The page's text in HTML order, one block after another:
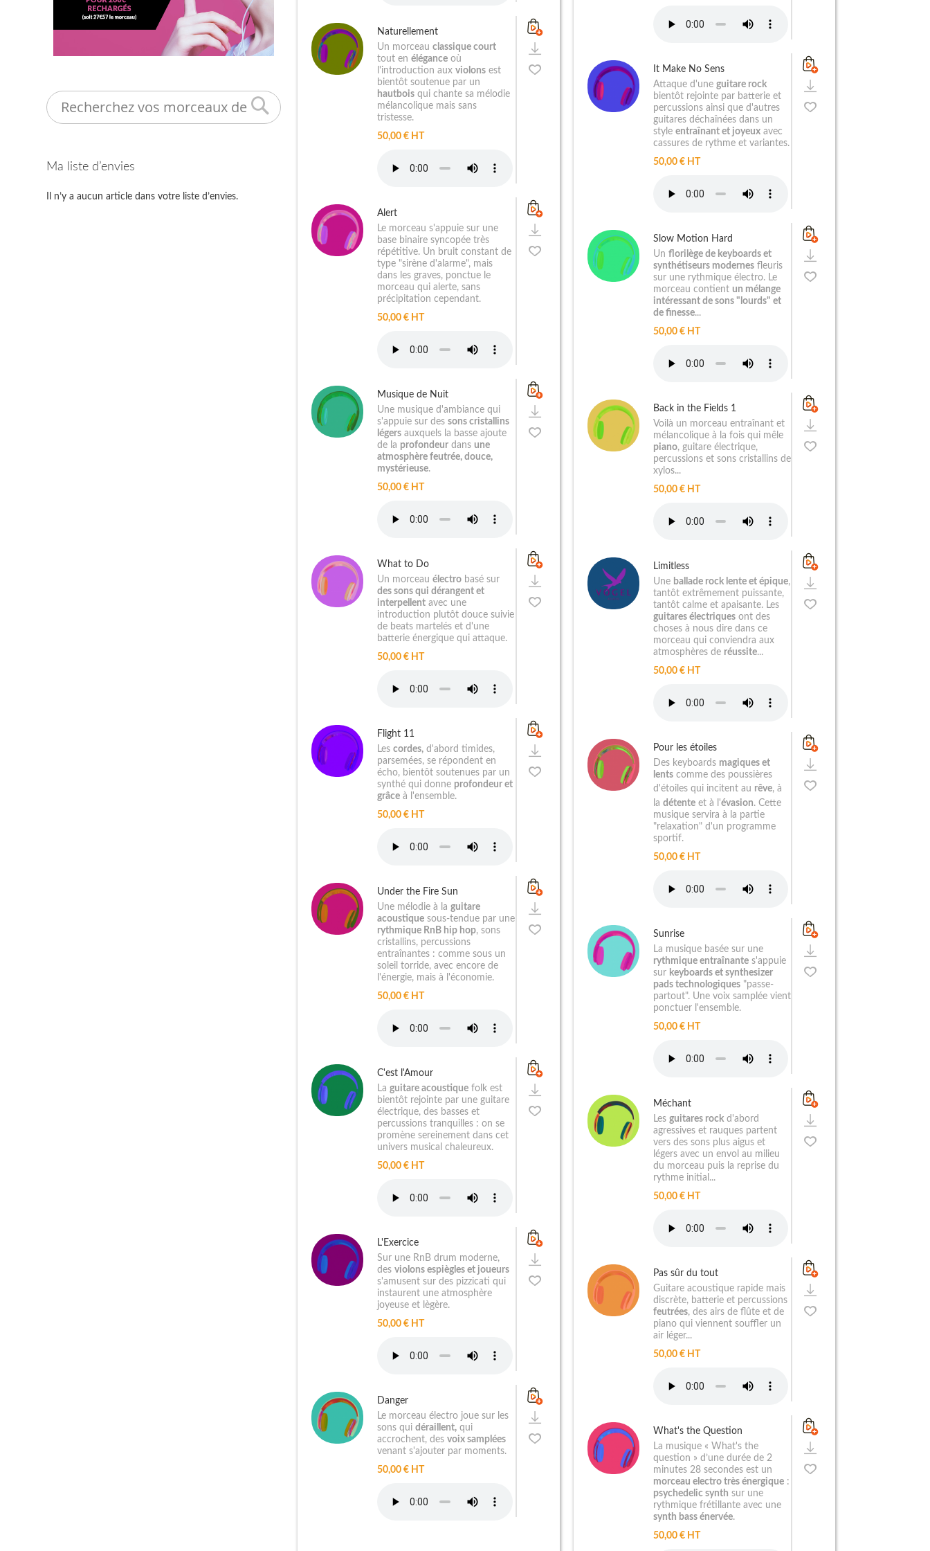
Naturellement
Un morceauclassique court
tout enélégance où
l'introduction auxviolons est
bientôt soutenue par un
hautbois qui chante sa mélodie
mélancolique mais sans
tristesse.
50,00 € HT
Alert
Le morceau s'appuie sur une
base binaire syncopée très
répétitive. Un bruit constant de
type "sirène d'alarme", mais
dans les graves, ponctue le
morceau qui alerte, sans
précipitation cependant.
50,00 € HT
Musique de Nuit
Une musique d'ambiance qui
s'appuie sur dessons cristallins
légers auxquels la basse ajoute
de la profondeur dans une
atmosphère feutrée, douce,
mystérieuse.
50,00 € HT
What to Do
Un morceauélectro basé sur
des sons qui dérangent et
interpellent avec une
introduction plutôt douce suivie
de beats martelés et d'une
batterie énergique qui attaque.
50,00 € HT
Flight 11
Lescordes, d'abord timides,
parsemées, se répondent en
écho, bientôt soutenues par un
synthé qui donne profondeur et
grâce à l'ensemble.
50,00 € HT
Under the Fire Sun
Une mélodie à laguitare
acoustique sous-tendue par une
rythmique RnB hip hop, sons
cristallins, percussions
entraînantes : comme sous un
soleil torride, avec encore de
l'énergie, mais à l'économie.
50,00 € HT
C'est l'Amour
Laguitare acoustique folk est
bientôt rejointe par une guitare
électrique, des basses et
percussions tranquilles : on se
promène sereinement dans cet
univers musical chaleureux.
50,00 € HT
L'Exercice
Sur une RnB drum moderne,
desviolons espiègles et joueurs
s'amusent sur des pizzicati qui
instaurent une atmosphère
joyeuse et lègère.
50,00 € HT
Danger
Le morceau électro joue sur les
sons quidéraillent, qui
accrochent, desvoix samplées
venant s'ajouter par moments.
50,00 € HT
It Make No Sens
Attaque d'une guitare rock
bientôt rejointe par batterie et
percussions ainsi que d'autres
guitares déchaînées dans un
style entraînant et joyeuxavec
cassures de rythme et variantes.
50,00 € HT
Slow Motion Hard
Un florilège de keyboards et
synthétiseurs modernesfleuris
sur une rythmique électro. Le
morceau contient un mélange
intéressant de sons "lourds" et
de finesse...
50,00 € HT
Back in the Fields 1
Voilà un morceau entraînant et
mélancolique à la fois qui mêle
piano, guitare électrique,
percussions et sons cristallins de
xylos...
50,00 € HT
Limitless
Une ballade rock lente et épique,
tantôt extrêmement puissante,
tantôt calme et apaisante. Les
guitares électriquesont des
choses à nous dire dans ce
morceau qui conviendra aux
atmosphères de réussite...
50,00 € HT
Pour les étoiles
Des keyboards magiques et
lentscomme des poussières
d'étoiles qui incitent au rêve, à
la détenteet à l'évasion. Cette
musique servira à la partie
"relaxation" d'un programme
sportif.
50,00 € HT
Sunrise
La musique basée sur une
rythmique entraînantes'appuie
sur keyboards et synthesizer
pads technologiques"passe-
partout". Une voix samplée vient
ponctuer l'ensemble.
50,00 € HT
Méchant
Les guitares rockd'abord
agressives et rauques partent
vers des sons plus aigus et
légers avec un envol au milieu
du morceau puis la reprise du
rythme initial...
50,00 € HT
Pas sûr du tout
Guitare acoustique rapide mais
discrète, batterie et percussions
feutrées, des airs de flûte et de
piano qui viennent souffler un
air léger...
50,00 € HT
What's the Question
La musique « What's the
question » d’une durée de 2
minutes 28 secondes est un
morceau electro très énergique:
psychedelic synth sur une
rythmique frétillante avec une
synth bass énervée.
50,00 € HT
Search
Ma liste d’envies
Il n’y a aucun article dans votre liste d’envies.